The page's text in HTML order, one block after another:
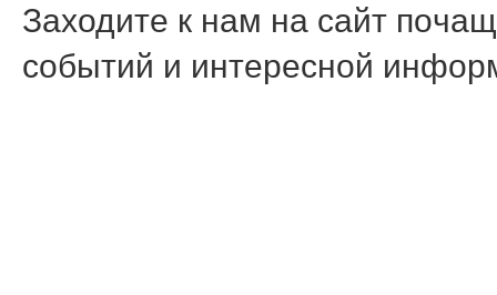
Заходите к нам на сайт
сοбытий и интереснοй